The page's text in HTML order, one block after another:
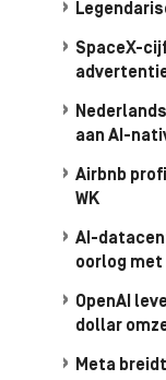
SpaceX-
aan AI-
Airbnb
WK
AI-
oorlog met
OpenAI
dollar
Meta